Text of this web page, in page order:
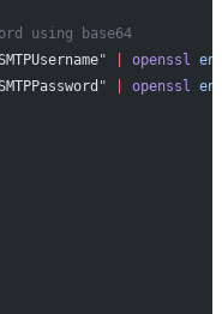
using base64
" openssl
" openssl